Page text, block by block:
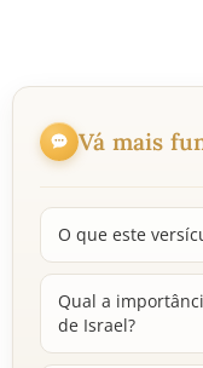
Vá mais
O que este
Qual a
de Israel?